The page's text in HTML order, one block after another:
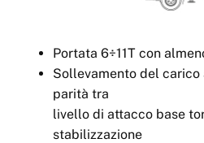
Portata 6÷11T con
Sollevamento del carico
parità tra
livello di attacco base
stabilizzazione